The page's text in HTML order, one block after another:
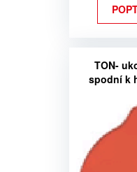
TON-
spodní k